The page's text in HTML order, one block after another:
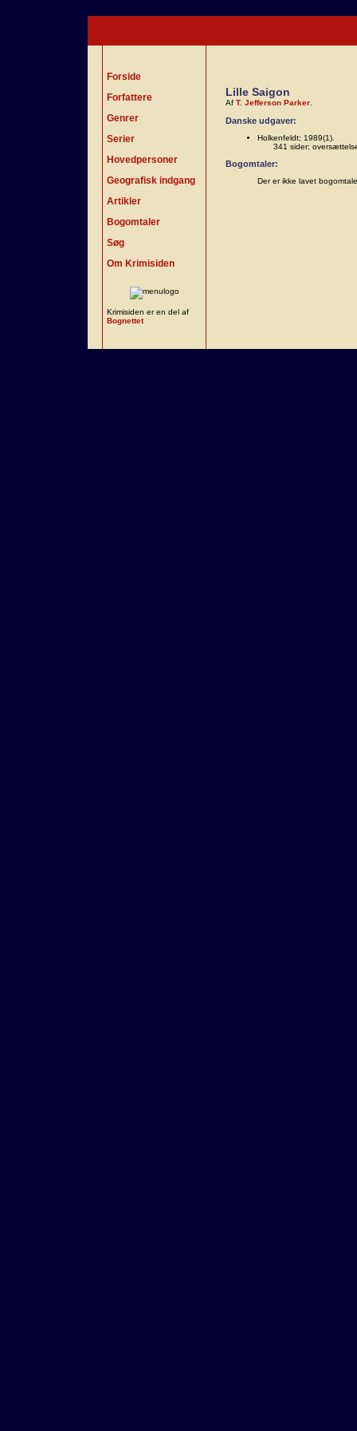
Forside
Forfattere
Genrer
Serier
Hovedpersoner
Geografisk indgang
Artikler
Bogomtaler
Søg
Om Krimisiden
Krimisiden er en del af
Bognettet
Lille Saigon
Af T. Jefferson Parker
Danske udgaver:
Holkenfeldt; 1989(1).
341 sider;
Bogomtaler:
Der er ikke lavet